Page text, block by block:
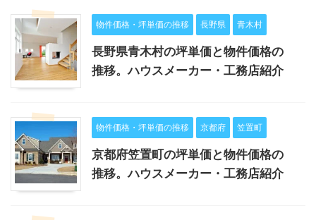
物件価格・坪単価の推移 長野県 青木村
長野県青木村の坪単価と物件価格の
推移。ハウスメーカー・工務店紹介
物件価格・坪単価の推移 京都府 笠置町
京都府笠置町の坪単価と物件価格の
推移。ハウスメーカー・工務店紹介